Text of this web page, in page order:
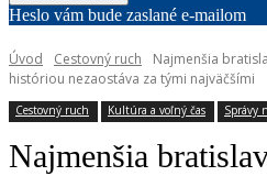
Heslo vám bude zaslané e-mailom
Úvod Cestovný ruch
Najmenšia
históriou nezaostáva za tými najväčšími
Cestovný ruch Kultúra a voľný čas Správy
Najmenšia